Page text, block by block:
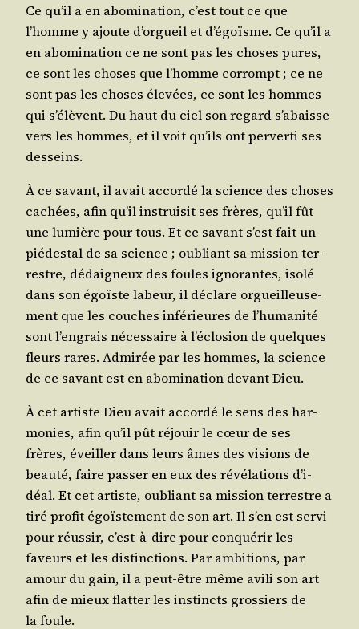
Ce qu’il a en abo­mi­na­tion, c’est tout ce que
l’homme y ajoute d’or­gueil et d’é­goïsme. Ce qu’il a
en abo­mi­na­tion ce ne sont pas les choses pures,
ce sont les choses que l’homme cor­rompt ; ce ne
sont pas les choses éle­vées, ce sont les hommes
qui s’é­lèvent. Du haut du ciel son regard s’a­baisse
vers les hommes, et il voit qu’ils ont per­ver­ti ses
desseins.
À ce savant, il avait accor­dé la science des choses
cachées, afin qu’il ins­trui­sit ses frères, qu’il fût
une lumière pour tous. Et ce savant s’est fait un
pié­des­tal de sa science ; oubliant sa mis­sion ter­
restre, dédai­gneux des foules igno­rantes, iso­lé
dans son égoïste labeur, il déclare orgueilleu­se­
ment que les couches infé­rieures de l’hu­ma­ni­té
sont l’en­grais néces­saire à l’é­clo­sion de quelques
fleurs rares. Admi­rée par les hommes, la science
de ce savant est en abo­mi­na­tion devant Dieu.
À cet artiste Dieu avait accor­dé le sens des har­
mo­nies, afin qu’il pût réjouir le cœur de ses
frères, éveiller dans leurs âmes des visions de
beau­té, faire pas­ser en eux des révé­la­tions d’i­
déal. Et cet artiste, oubliant sa mis­sion ter­restre a
tiré pro­fit égoïs­te­ment de son art. Il s’en est ser­vi
pour réus­sir, c’est-à-dire pour conqué­rir les
faveurs et les dis­tinc­tions. Par ambi­tions, par
amour du gain, il a peut-être même avi­li son art
afin de mieux flat­ter les ins­tincts gros­siers de
la foule.